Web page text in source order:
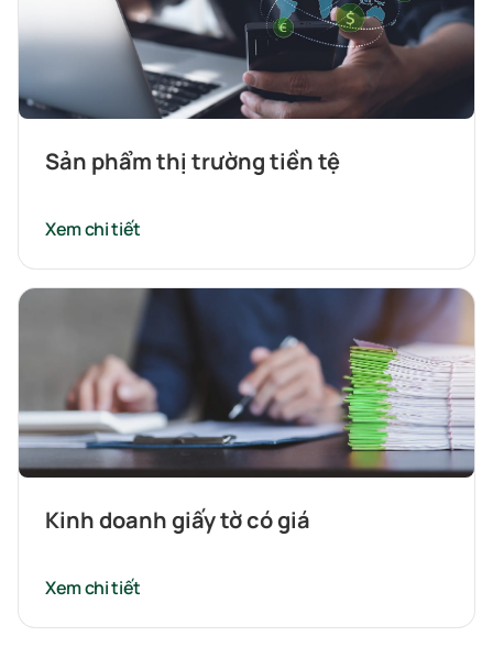
Sản phẩm thị trường tiền tệ
Xem chi tiết
Kinh doanh giấy tờ có giá
Xem chi tiết